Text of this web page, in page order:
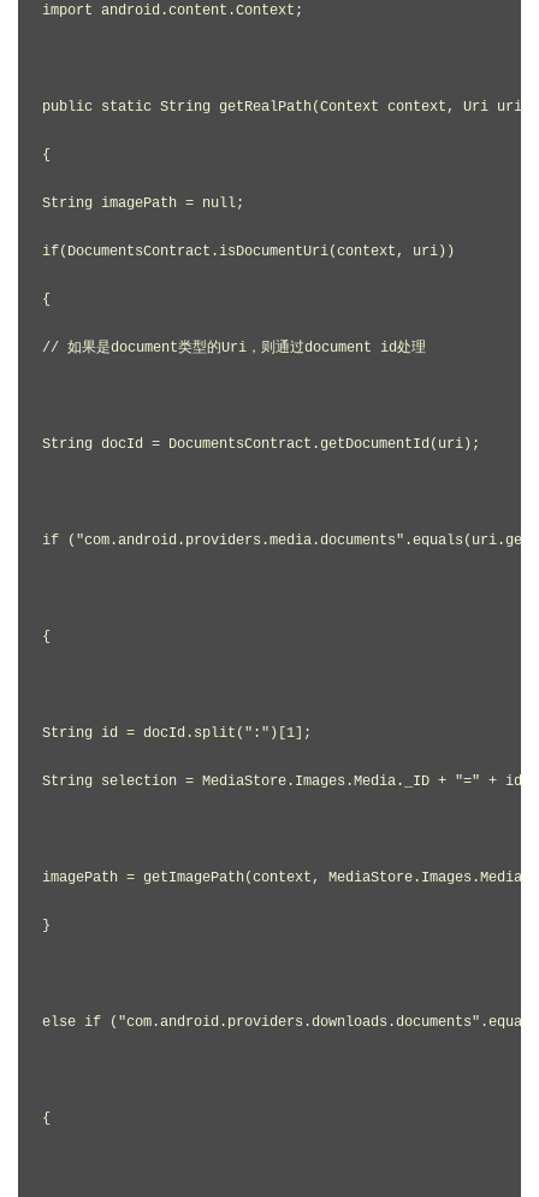
import android.content.Context;
public static String getRealPath(Context context, Uri uri)
{
String imagePath = null;
if(DocumentsContract.isDocumentUri(context, uri))
{
// 如果是document类型的Uri，则通过document id处理
String docId = DocumentsContract.getDocumentId(uri);
if
{
String id = docId.split(":")[1];
String selection = MediaStore.Images.Media._ID + "=" + id;
imagePath = getImagePath(context,
}
else if
{